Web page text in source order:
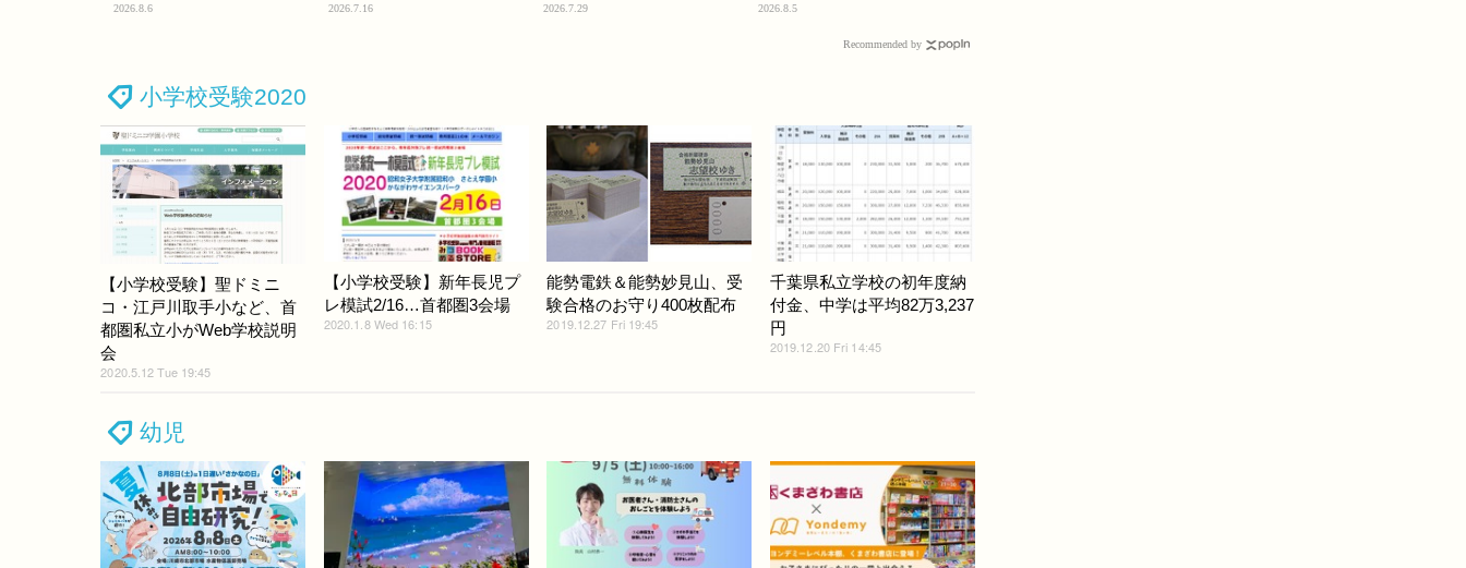
2026.8.6 2026.7.16 2026.7.29 2026.8.5
Recommended by
小学校受験2020
【小学校受験】聖ドミニ
コ・江戸川取手小など、首
都圏私立小がWeb学校説明
会
2020.5.12 Tue 19:45
【小学校受験】新年長児プ
レ模試2/16…首都圏3会場
2020.1.8 Wed 16:15
能勢電鉄＆能勢妙見山、受
験合格のお守り400枚配布
2019.12.27 Fri 19:45
千葉県私立学校の初年度納
付金、中学は平均82万3,237
円
2019.12.20 Fri 14:45
幼児